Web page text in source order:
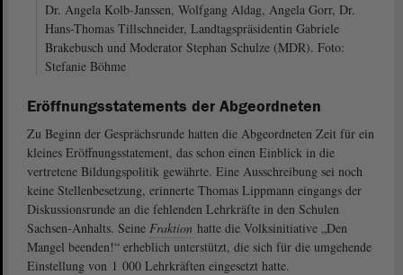
Dr. Angela Kolb-Janssen, Wolfgang Aldag, Angela Gorr, Dr.
Hans-Thomas Tillschneider, Landtagspräsidentin Gabriele
Brakebusch und Moderator Stephan Schulze (MDR). Foto:
Stefanie Böhme
Eröffnungsstatements der Abgeordneten
Zu Beginn der Gesprächsrunde hatten die Abgeordneten Zeit für ein
kleines Eröffnungsstatement, das schon einen Einblick in die
vertretene Bildungspolitik gewährte. Eine Ausschreibung sei noch
keine Stellenbesetzung, erinnerte Thomas Lippmann eingangs der
Diskussionsrunde an die fehlenden Lehrkräfte in den Schulen
Sachsen-Anhalts. Seine Fraktion hatte die Volksinitiative „Den
Mangel beenden!“ erheblich unterstützt, die sich für die umgehende
Einstellung von 1 000 Lehrkräften eingesetzt hatte.